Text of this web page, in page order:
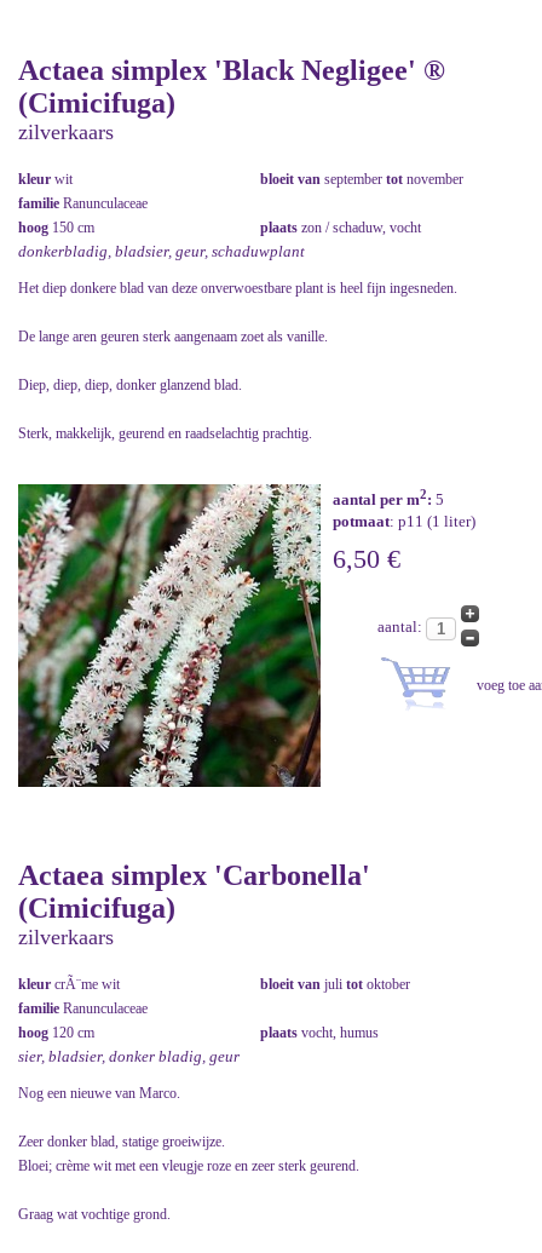
Actaea simplex 'Black Negligee' ®
(Cimicifuga)
zilverkaars
kleur wit bloeit van september tot november
familie Ranunculaceae
hoog 150 cm plaats zon / schaduw, vocht
donkerbladig, bladsier, geur, schaduwplant
Het diep donkere blad van deze onverwoestbare plant is heel fijn ingesneden.
De lange aren geuren sterk aangenaam zoet als vanille.
Diep, diep, diep, donker glanzend blad.
Sterk, makkelijk, geurend en raadselachtig prachtig.
aantal per m2: 5
potmaat: p11 (1 liter)
6,50 €
aantal:
Actaea simplex 'Carbonella'
(Cimicifuga)
zilverkaars
kleur crÃ¨me wit bloeit van juli tot oktober
familie Ranunculaceae
hoog 120 cm plaats vocht, humus
sier, bladsier, donker bladig, geur
Nog een nieuwe van Marco.
Zeer donker blad, statige groeiwijze.
Bloei; crème wit met een vleugje roze en zeer sterk geurend.
Graag wat vochtige grond.